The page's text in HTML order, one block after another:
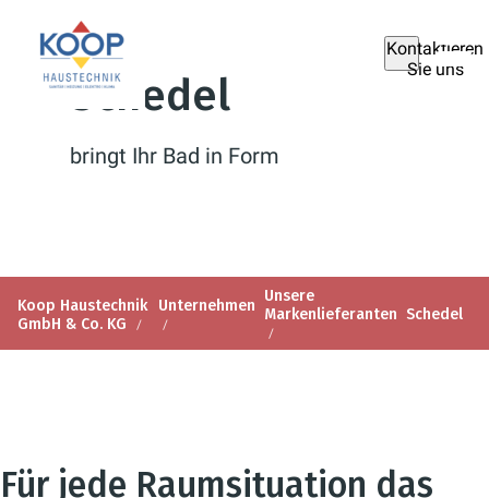
Kontaktieren
Sie uns
Schedel
bringt Ihr Bad in Form
Koop Haustechnik
GmbH & Co. KG
Unternehmen Unsere
Markenlieferanten Schedel
Für jede Raumsituation das